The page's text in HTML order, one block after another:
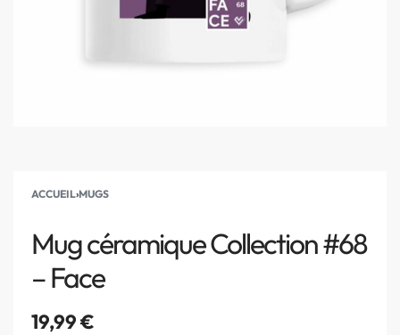
ACCUEIL›MUGS
Mug céramique Collection #68
– Face
19,99€